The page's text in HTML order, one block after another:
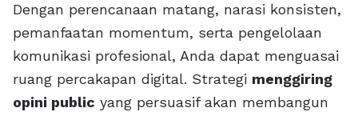
Dengan perencanaan matang, narasi konsisten,
pemanfaatan momentum, serta pengelolaan
komunikasi profesional, Anda dapat menguasai
ruang percakapan digital. Strategi menggiring
opini public yang persuasif akan membangun